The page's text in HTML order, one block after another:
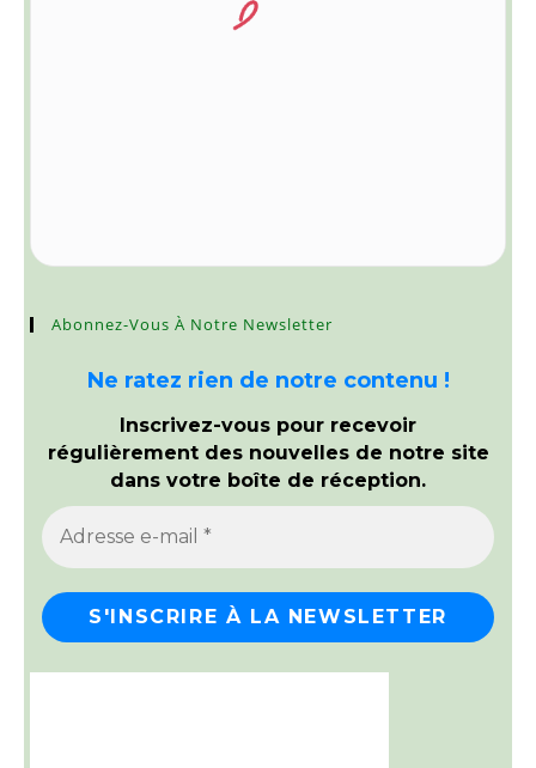
Abonnez-Vous À Notre Newsletter
Ne ratez rien de notre contenu !
Inscrivez-vous pour recevoir
régulièrement des nouvelles de notre site
dans votre boîte de réception.